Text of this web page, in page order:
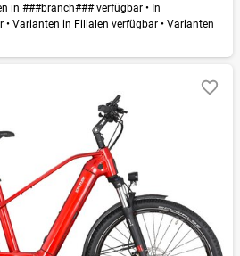
in ###branch### verfügbar • In
• Varianten in Filialen verfügbar • Varianten